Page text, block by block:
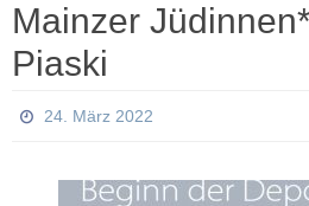
Mainzer
Piaski
24. März 2022